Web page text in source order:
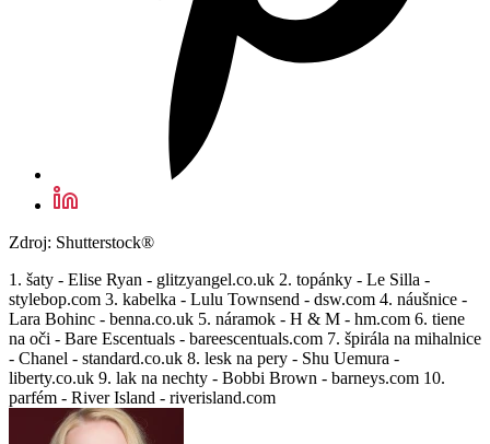
Zdroj: Shutterstock®
1. šaty - Elise Ryan - glitzyangel.co.uk 2. topánky - Le Silla -
stylebop.com 3. kabelka - Lulu Townsend - dsw.com 4. náušnice -
Lara Bohinc - benna.co.uk 5. náramok - H & M - hm.com 6. tiene
na oči - Bare Escentuals - bareescentuals.com 7. špirála na mihalnice
- Chanel - standard.co.uk 8. lesk na pery - Shu Uemura -
liberty.co.uk 9. lak na nechty - Bobbi Brown - barneys.com 10.
parfém - River Island - riverisland.com